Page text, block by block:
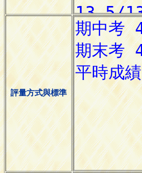
評量方式與標準